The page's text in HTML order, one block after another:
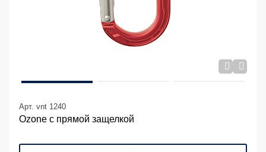
Арт. vnt 1240
Ozone с прямой защелкой